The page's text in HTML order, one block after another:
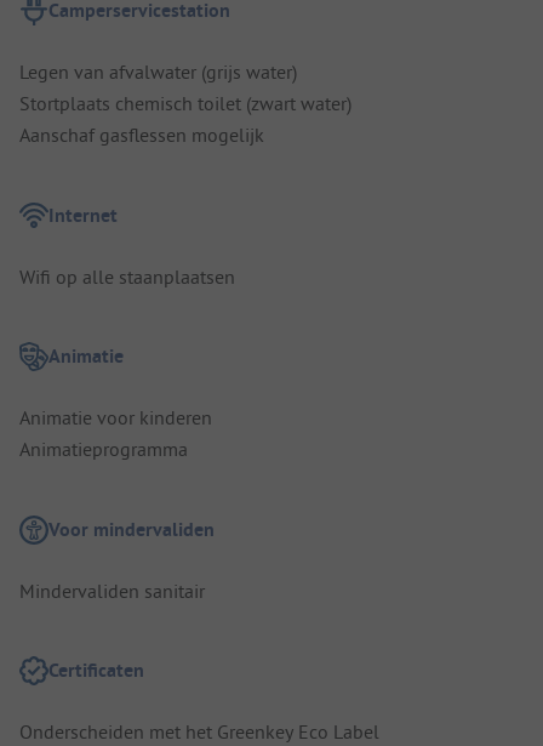
Camperservicestation
Legen van afvalwater (grijs water)
Stortplaats chemisch toilet (zwart water)
Aanschaf gasflessen mogelijk
Internet
Wifi op alle staanplaatsen
Animatie
Animatie voor kinderen
Animatieprogramma
Voor mindervaliden
Mindervaliden sanitair
Certificaten
Onderscheiden met het Greenkey Eco Label